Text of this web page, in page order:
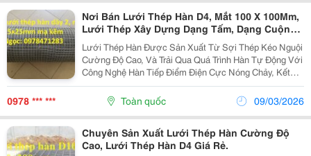
Nơi Bán Lưới Thép Hàn D4, Mắt 100 X 100Mm,
Lưới Thép Xây Dựng Dạng Tấm, Dạng Cuộn
Giá Rẻ.
Lưới Thép Hàn Được Sản Xuất Từ Sợi Thép Kéo Nguội
Cường Độ Cao, Và Trải Qua Quá Trình Hàn Tự Động Với
Công Nghệ Hàn Tiếp Điểm Điện Cực Nóng Chảy, Kết
Hợp Với Nén Áp Lực Tại Nơi Tiếp Xúc Của Sợi Thép
Giúp Tăng Khả Năng Chịu Lực Cao Hơn Hẳn So Với
0978 *** *** Toàn quốc 09/03/2026
Chuyên Sản Xuất Lưới Thép Hàn Cường Độ
Cao, Lưới Thép Hàn D4 Giá Rẻ.